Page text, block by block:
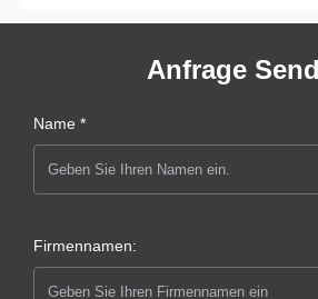
Anfrage
Name *
Firmennamen: